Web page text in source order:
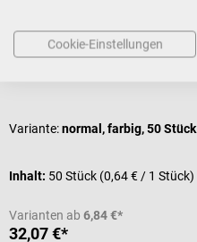
Schnellverband für Finger
Variante:normal, farbig, 50 Stück
Inhalt: 50 Stück (0,64 € / 1 Stück)
Varianten ab 6,84 €*
32,07 €*
Cookie-Einstellungen